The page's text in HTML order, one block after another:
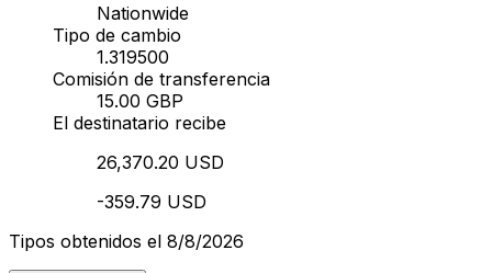
Nationwide
Tipo de cambio
1.319500
Comisión de transferencia
15.00 GBP
El destinatario recibe
26,370.20 USD
-359.79 USD
Tipos obtenidos el 8/8/2026